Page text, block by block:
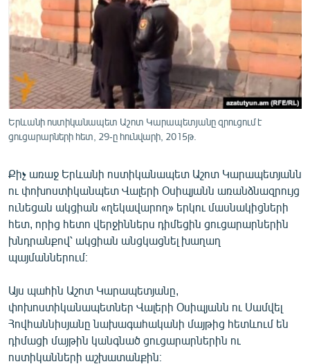
ՄԻՋԱԶԳԱՅԻՆ
ՄՇԱԿՈՒՅԹ
ՍՊՈՐՏ
ՄԵԿՆԱԲԱՆՈՒԹՅՈՒՆ
ՏՏ ԵՒ ԻՆՏԵՐՆԵՏ
ԿՈՐՈՆԱՎԻՐՈՒՍ
ՏԵՍԱՆՅՈՒԹԵՐ
ԲԱՆԱՎԵՃ
ՁԳՏԵԼՈՎ ԼԱՎԱԳՈՒՅՆԻՆ
ՓՈԴՔԱՍԹ
Հայերեն
English
Русский
Երևանի ոստիկանապետ Աշոտ Կարապետյանը զրուցում է
ցուցարարների հետ, 29-ը հունվարի, 2015թ.
Քիչ առաջ Երևանի ոստիկանապետ Աշոտ Կարապետյանն
ու փոխոստիկանպետ Վալերի Օսիպյանն առանձնազրույց
ունեցան ակցիան «ղեկավարող» երկու մասնակիցների
հետ, որից հետո վերջիններս դիմեցին ցուցարարներին
խնդրանքով՝ ակցիան անցկացնել խաղաղ
պայմաններում։
Այս պահին Աշոտ Կարապետյանը,
փոխոստիկանապետներ Վալերի Օսիպյանն ու Սամվել
Հովհաննիսյանը նախագահականի մայթից հետևում են
դիմացի մայթին կանգնած ցուցարարներին ու
ոստիկանների աշխատանքին։